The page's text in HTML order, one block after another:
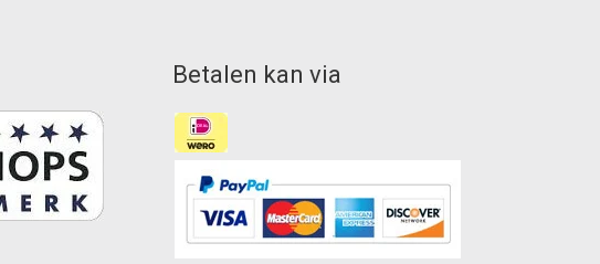
Betalen kan via